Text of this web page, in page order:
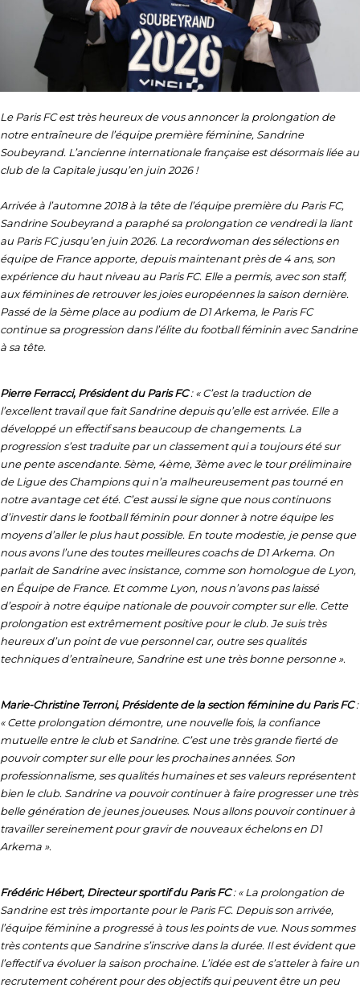
Le Paris FC est très heureux de vous annoncer la prolongation de
notre entraîneure de l’équipe première féminine, Sandrine
Soubeyrand. L’ancienne internationale française est désormais liée au
club de la Capitale jusqu’en juin 2026 !
Arrivée à l’automne 2018 à la tête de l’équipe première du Paris FC,
Sandrine Soubeyrand a paraphé sa prolongation ce vendredi la liant
au Paris FC jusqu’en juin 2026. La recordwoman des sélections en
équipe de France apporte, depuis maintenant près de 4 ans, son
expérience du haut niveau au Paris FC. Elle a permis, avec son staff,
aux féminines de retrouver les joies européennes la saison dernière.
Passé de la 5ème place au podium de D1 Arkema, le Paris FC
continue sa progression dans l’élite du football féminin avec Sandrine
à sa tête.
Pierre Ferracci, Président du Paris FC: « C’est la traduction de
l’excellent travail que fait Sandrine depuis qu’elle est arrivée. Elle a
développé un effectif sans beaucoup de changements. La
progression s’est traduite par un classement qui a toujours été sur
une pente ascendante. 5ème, 4ème, 3ème avec le tour préliminaire
de Ligue des Champions qui n’a malheureusement pas tourné en
notre avantage cet été. C’est aussi le signe que nous continuons
d’investir dans le football féminin pour donner à notre équipe les
moyens d’aller le plus haut possible. En toute modestie, je pense que
nous avons l’une des toutes meilleures coachs de D1 Arkema. On
parlait de Sandrine avec insistance, comme son homologue de Lyon,
en Équipe de France. Et comme Lyon, nous n’avons pas laissé
d’espoir à notre équipe nationale de pouvoir compter sur elle. Cette
prolongation est extrêmement positive pour le club. Je suis très
heureux d’un point de vue personnel car, outre ses qualités
techniques d’entraîneure, Sandrine est une très bonne personne ».
Marie-Christine Terroni, Présidente de la section féminine du Paris FC:
« Cette prolongation démontre, une nouvelle fois, la confiance
mutuelle entre le club et Sandrine. C’est une très grande fierté de
pouvoir compter sur elle pour les prochaines années. Son
professionnalisme, ses qualités humaines et ses valeurs représentent
bien le club. Sandrine va pouvoir continuer à faire progresser une très
belle génération de jeunes joueuses. Nous allons pouvoir continuer à
travailler sereinement pour gravir de nouveaux échelons en D1
Arkema ».
Frédéric Hébert, Directeur sportif du Paris FC: « La prolongation de
Sandrine est très importante pour le Paris FC. Depuis son arrivée,
l’équipe féminine a progressé à tous les points de vue. Nous sommes
très contents que Sandrine s’inscrive dans la durée. Il est évident que
l’effectif va évoluer la saison prochaine. L’idée est de s’atteler à faire un
recrutement cohérent pour des objectifs qui peuvent être un peu